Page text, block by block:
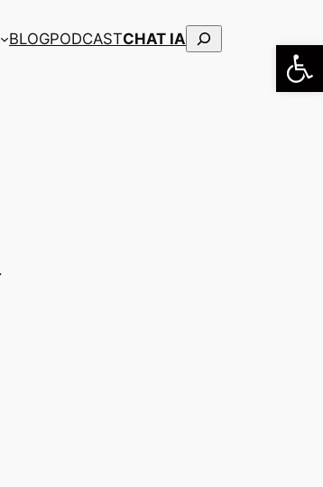
BLOGPODCASTCHAT IA Buscar Abrir